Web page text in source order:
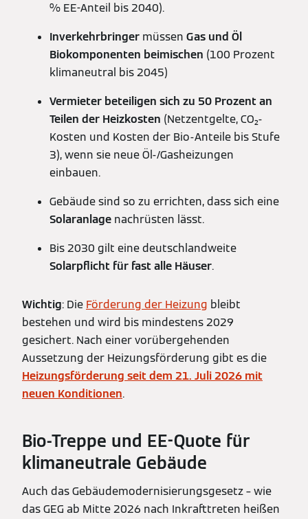
% EE-Anteil bis 2040).
Inverkehrbringer müssen Gas und Öl
Biokomponenten beimischen (100 Prozent
klimaneutral bis 2045)
Vermieter beteiligen sich zu 50 Prozent an
Teilen der Heizkosten (Netzentgelte, CO₂-
Kosten und Kosten der Bio-Anteile bis Stufe
3), wenn sie neue Öl-/Gasheizungen
einbauen.
Gebäude sind so zu errichten, dass sich eine
Solaranlage nachrüsten lässt.
Bis 2030 gilt eine deutschlandweite
Solarpflicht für fast alle Häuser.
Wichtig: Die Förderung der Heizung bleibt
bestehen und wird bis mindestens 2029
gesichert. Nach einer vorübergehenden
Aussetzung der Heizungsförderung gibt es die
Heizungsförderung seit dem 21. Juli 2026 mit
neuen Konditionen.
Bio-Treppe und EE-Quote für
klimaneutrale Gebäude
Auch das Gebäudemodernisierungsgesetz – wie
das GEG ab Mitte 2026 nach Inkrafttreten heißen